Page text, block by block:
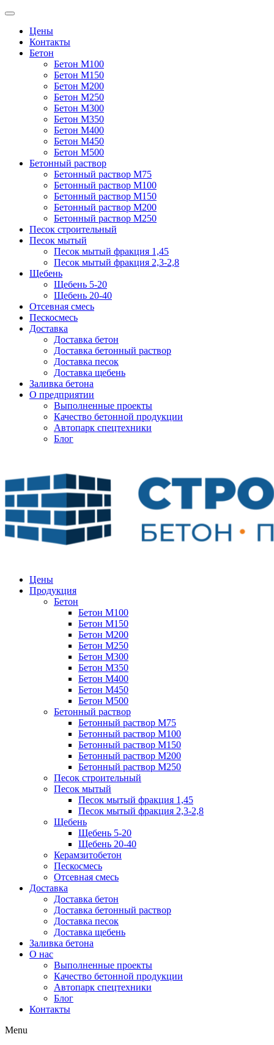
Цены
Контакты
Бетон
Бетон М100
Бетон М150
Бетон М200
Бетон М250
Бетон М300
Бетон М350
Бетон М400
Бетон М450
Бетон М500
Бетонный раствор
Бетонный раствор М75
Бетонный раствор М100
Бетонный раствор М150
Бетонный раствор М200
Бетонный раствор М250
Песок строительный
Песок мытый
Песок мытый фракция 1,45
Песок мытый фракция 2,3-2,8
Щебень
Щебень 5-20
Щебень 20-40
Отсевная смесь
Пескосмесь
Доставка
Доставка бетон
Доставка бетонный раствор
Доставка песок
Доставка щебень
Заливка бетона
О предприятии
Выполненные проекты
Качество бетонной продукции
Автопарк спецтехники
Блог
Цены
Продукция
Бетон
Бетон М100
Бетон М150
Бетон М200
Бетон М250
Бетон М300
Бетон М350
Бетон М400
Бетон М450
Бетон М500
Бетонный раствор
Бетонный раствор М75
Бетонный раствор М100
Бетонный раствор М150
Бетонный раствор М200
Бетонный раствор М250
Песок строительный
Песок мытый
Песок мытый фракция 1,45
Песок мытый фракция 2,3-2,8
Щебень
Щебень 5-20
Щебень 20-40
Керамзитобетон
Пескосмесь
Отсевная смесь
Доставка
Доставка бетон
Доставка бетонный раствор
Доставка песок
Доставка щебень
Заливка бетона
О нас
Выполненные проекты
Качество бетонной продукции
Автопарк спецтехники
Блог
Контакты
Menu